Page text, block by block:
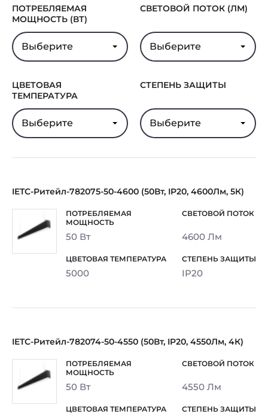
ПОТРЕБЛЯЕМАЯ
МОЩНОСТЬ (ВТ)
Выберите
СВЕТОВОЙ ПОТОК (ЛМ)
Выберите
ЦВЕТОВАЯ
ТЕМПЕРАТУРА
Выберите
СТЕПЕНЬ ЗАЩИТЫ
Выберите
IETC-Ритейл-782075-50-4600 (50Вт, IP20, 4600Лм, 5К)
50 Вт 4600 Лм
5000 IP20
IETC-Ритейл-782074-50-4550 (50Вт, IP20, 4550Лм, 4К)
50 Вт 4550 Лм